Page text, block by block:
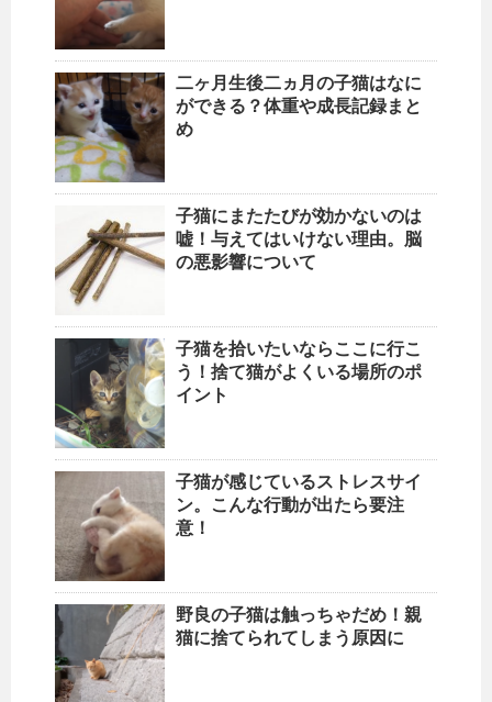
二ヶ月生後二ヵ月の子猫はなに
ができる？体重や成長記録まと
め
子猫にまたたびが効かないのは
嘘！与えてはいけない理由。脳
の悪影響について
子猫を拾いたいならここに行こ
う！捨て猫がよくいる場所のポ
イント
子猫が感じているストレスサイ
ン。こんな行動が出たら要注
意！
野良の子猫は触っちゃだめ！親
猫に捨てられてしまう原因に